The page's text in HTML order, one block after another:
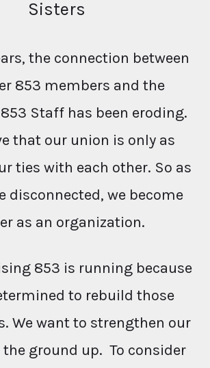
Sisters
the connection between
853 members and the
Staff has been eroding.
that our union is only as
ties with each other. So as
disconnected, we become
as an organization.
853 is running because
to rebuild those
We want to strengthen our
ground up. To consider